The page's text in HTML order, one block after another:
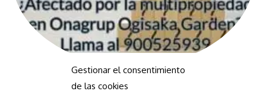
Gestionar el consentimiento
de las cookies
de Multipropiedad SL Opiniones